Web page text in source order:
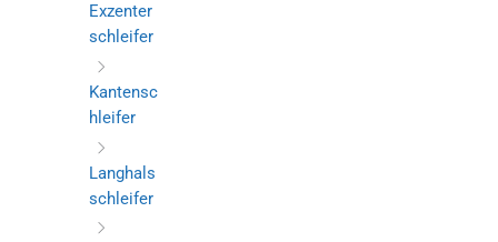
Exzenter
schleifer
Kantensc
hleifer
Langhals
schleifer